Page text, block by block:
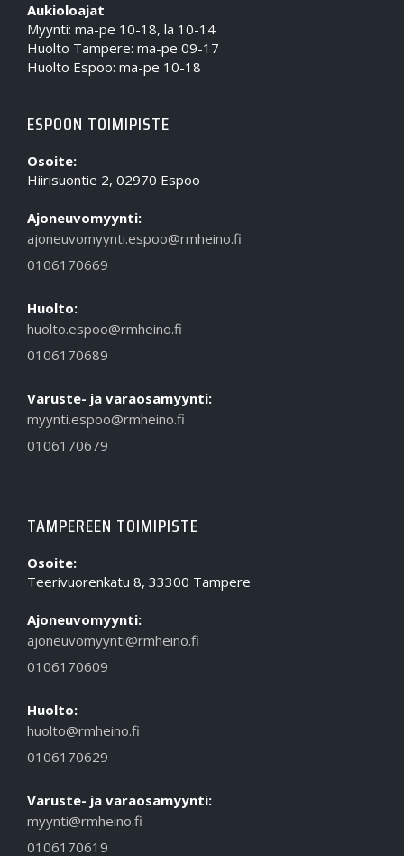
Aukioloajat
Myynti: ma-pe 10-18, la 10-14
Huolto Tampere: ma-pe 09-17
Huolto Espoo: ma-pe 10-18
ESPOON TOIMIPISTE
Osoite:
Hiirisuontie 2, 02970 Espoo
Ajoneuvomyynti:
ajoneuvomyynti.espoo@rmheino.fi
0106170669
Huolto:
huolto.espoo@rmheino.fi
0106170689
Varuste- ja varaosamyynti:
myynti.espoo@rmheino.fi
0106170679
TAMPEREEN TOIMIPISTE
Osoite:
Teerivuorenkatu 8, 33300 Tampere
Ajoneuvomyynti:
ajoneuvomyynti@rmheino.fi
0106170609
Huolto:
huolto@rmheino.fi
0106170629
Varuste- ja varaosamyynti:
myynti@rmheino.fi
0106170619